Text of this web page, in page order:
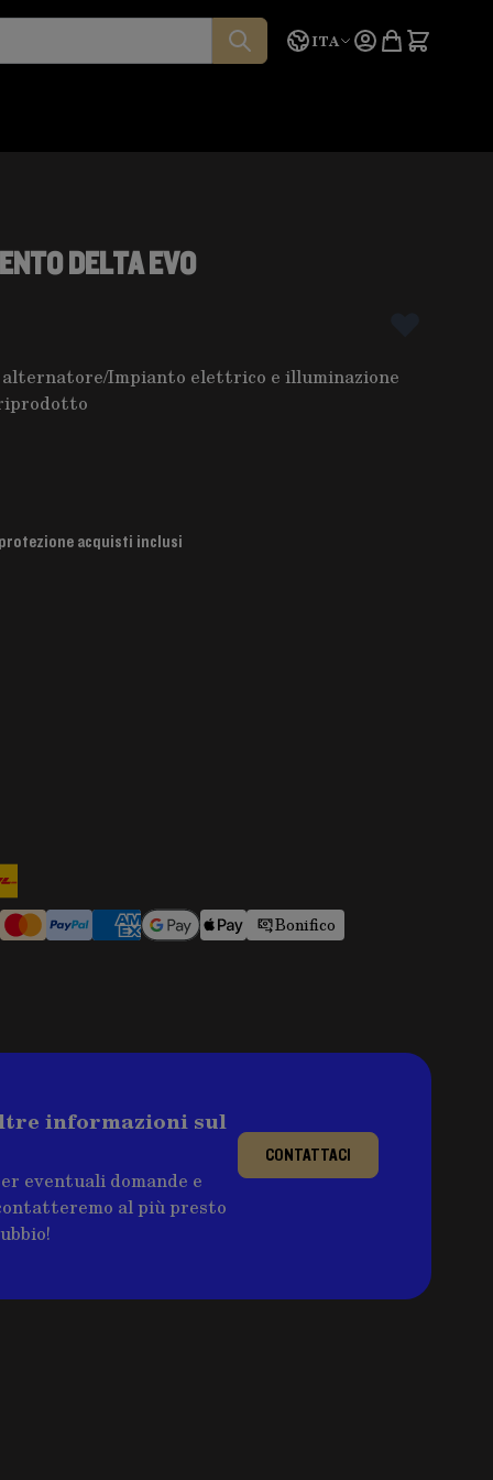
Lingua
ITA Preventivo
DELTA EVO
alternatore/Impianto elettrico e illuminazione
protezione acquisti inclusi
Bonifico
informazioni sul
eventuali domande e
al più presto
CONTATTACI